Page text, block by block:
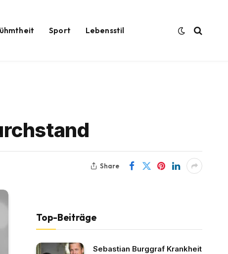
Sport Lebensstil
Share
Top-Beiträge
Sebastian Burggraf Krankheit